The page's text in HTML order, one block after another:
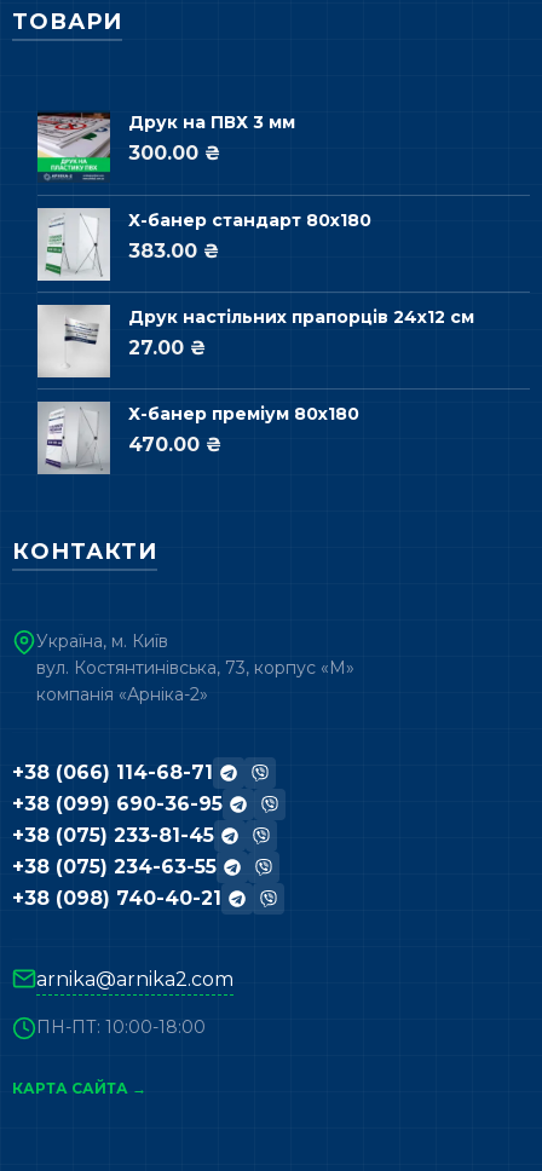
ТОВАРИ
Друк на ПВХ 3 мм
300.00 ₴
Х-банер стандарт 80х180
383.00 ₴
Друк настільних прапорців 24х12 см
27.00 ₴
Х-банер преміум 80х180
470.00 ₴
КОНТАКТИ
Україна, м. Київ
вул. Костянтинівська, 73, корпус «М»
компанія «Арніка-2»
+38 (066) 114-68-71
+38 (099) 690-36-95
+38 (075) 233-81-45
+38 (075) 234-63-55
+38 (098) 740-40-21
arnika@arnika2.com
ПН-ПТ: 10:00-18:00
КАРТА САЙТА →